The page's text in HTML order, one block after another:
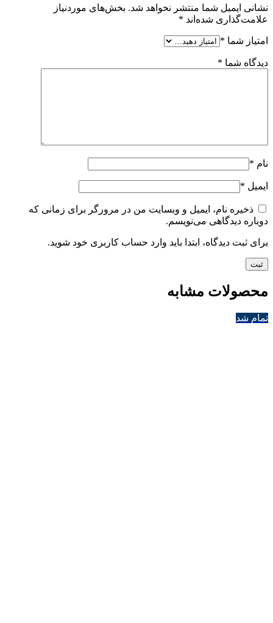
نشانی ایمیل شما منتشر نخواهد شد. بخش‌های موردنیاز
علامت‌گذاری شده‌اند *
امتیاز شما *
دیدگاه شما *
نام *
ایمیل *
ذخیره نام، ایمیل و وبسایت من در مرورگر برای زمانی که
دوباره دیدگاهی می‌نویسم.
برای ثبت دیدگاه، ابتدا باید وارد حساب کاربری خود شوید.
محصولات مشابه
تمام شد